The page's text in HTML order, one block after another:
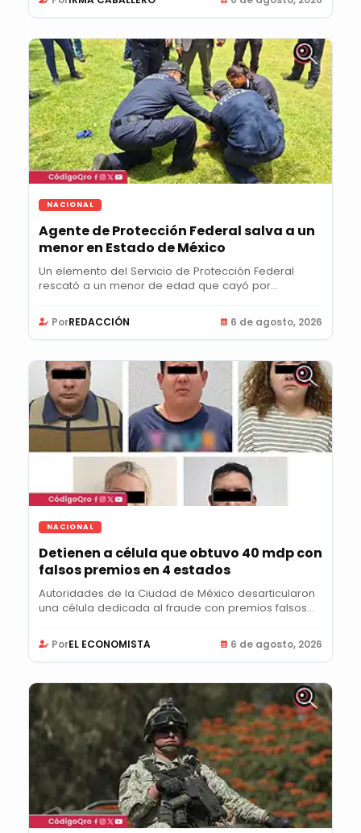
NACIONAL
Agente de Protección Federal salva a un
menor en Estado de México
Un elemento del Servicio de Protección Federal
rescató a un menor de edad que cayó por
PorREDACCIÓN 6 de agosto, 2026
NACIONAL
Detienen a célula que obtuvo 40 mdp con
falsos premios en 4 estados
Autoridades de la Ciudad de México desarticularon
una célula dedicada al fraude con premios falsos...
PorEL ECONOMISTA 6 de agosto, 2026